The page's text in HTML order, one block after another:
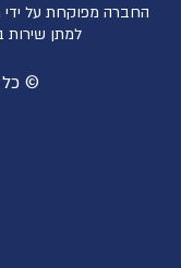
החברה מפוקחת על ידי
למתן שירות
© כל